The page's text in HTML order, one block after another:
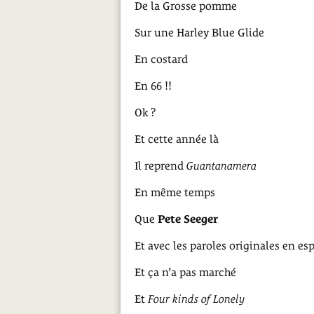
De la Grosse pomme
Sur une Harley Blue Glide
En costard
En 66 !!
Ok ?
Et cette année là
Il reprend Guantanamera
En même temps
Que Pete Seeger
Et avec les paroles originales en
Et ça n’a pas marché
EtFour kinds of Lonely